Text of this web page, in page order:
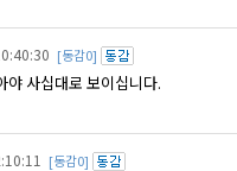
[동감0]
사십대로 보이십니다.
[동감0]